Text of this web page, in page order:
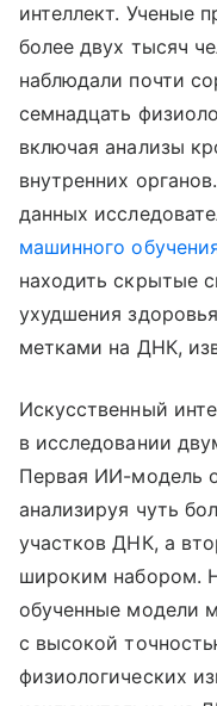
интеллект. Ученые
более двух тысяч
наблюдали почти
семнадцать
включая анализы
внутренних
данных
машинного
находить скрытые
ухудшения
метками на ДНК,
Искусственный
в исследовании
Первая ИИ-модель
анализируя чуть
участков ДНК, а
широким набором.
обученные модели
с высокой
физиологических